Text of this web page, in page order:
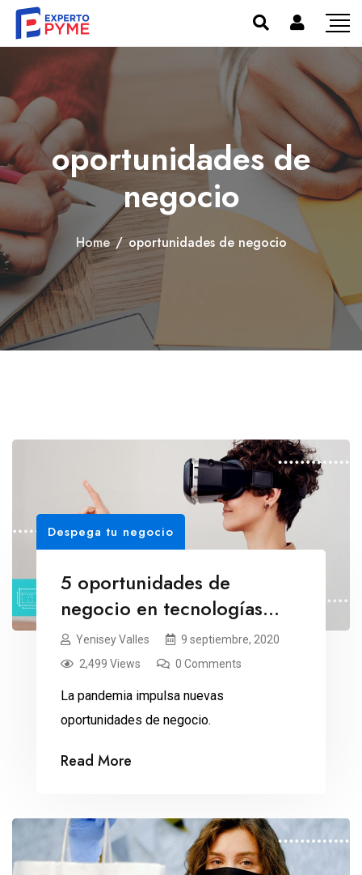
oportunidades de
negocio
Home / oportunidades de negocio
Despega tu negocio
5 oportunidades de
negocio en tecnologías
digitales
Yenisey Valles
9 septiembre, 2020
2,499 Views
0 Comments
La pandemia impulsa nuevas
oportunidades de negocio.
Read More